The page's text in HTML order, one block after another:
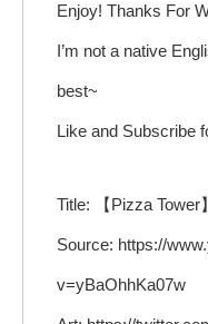
Enjoy! Thanks For
I’m not a native
best~
Like and Subscribe
Title: 【Pizza Tower
Source: https://
v=yBaOhhKa07w